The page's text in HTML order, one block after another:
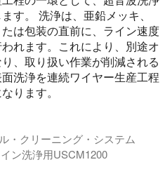
す。 洗浄は、亜鉛メッキ、
は包装の直前に、ライン速度
れます。これにより、別途オ
、取り扱い作業が削減される
洗浄を連続ワイヤー生産工程
ります。
・クリーニング・システム
ン洗浄用USCM1200